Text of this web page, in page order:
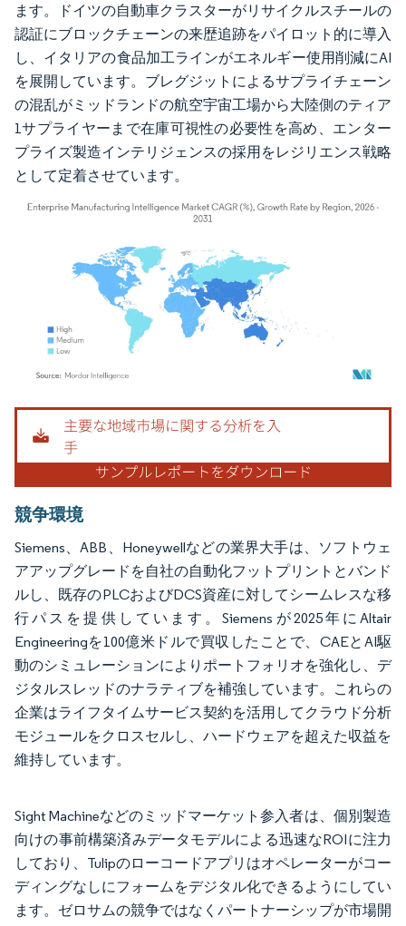
ます。ドイツの自動車クラスターがリサイクルスチールの
認証にブロックチェーンの来歴追跡をパイロット的に導入
し、イタリアの食品加工ラインがエネルギー使用削減にAI
を展開しています。ブレグジットによるサプライチェーン
の混乱がミッドランドの航空宇宙工場から大陸側のティア
1サプライヤーまで在庫可視性の必要性を高め、エンター
プライズ製造インテリジェンスの採用をレジリエンス戦略
として定着させています。
画像 © Mordor Intelligence。再利用にはCC BY 4.0の表示が必要です。
競争環境
Siemens、ABB、Honeywellなどの業界大手は、ソフトウェ
アアップグレードを自社の自動化フットプリントとバンド
ルし、既存のPLCおよびDCS資産に対してシームレスな移
行パスを提供しています。Siemensが2025年にAltair
Engineeringを100億米ドルで買収したことで、CAEとAI駆
動のシミュレーションによりポートフォリオを強化し、デ
ジタルスレッドのナラティブを補強しています。これらの
企業はライフタイムサービス契約を活用してクラウド分析
モジュールをクロスセルし、ハードウェアを超えた収益を
維持しています。
Sight Machineなどのミッドマーケット参入者は、個別製造
向けの事前構築済みデータモデルによる迅速なROIに注力
しており、Tulipのローコードアプリはオペレーターがコー
ディングなしにフォームをデジタル化できるようにしてい
ます。ゼロサムの競争ではなくパートナーシップが市場開